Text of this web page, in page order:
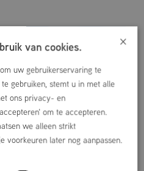
×
van cookies.
uw gebruikerservaring te
gebruiken, stemt u in met alle
ons privacy- en
om te accepteren.
we alleen strikt
voorkeuren later nog aanpassen.